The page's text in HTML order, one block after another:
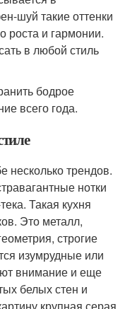
шуй такие оттенки
роста и гармонии.
в любой стиль
бодрое
всего года.
несколько трендов.
нотки
Такая кухня
Это металл,
строгие
изумрудные или
внимание и еще
белых стен и
крупная серая